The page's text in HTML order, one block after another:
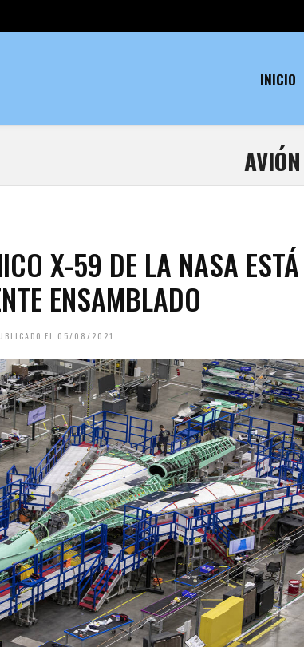
INICIO
X-59 DE LA NASA
ENSAMBLADO
EL 05/08/2021